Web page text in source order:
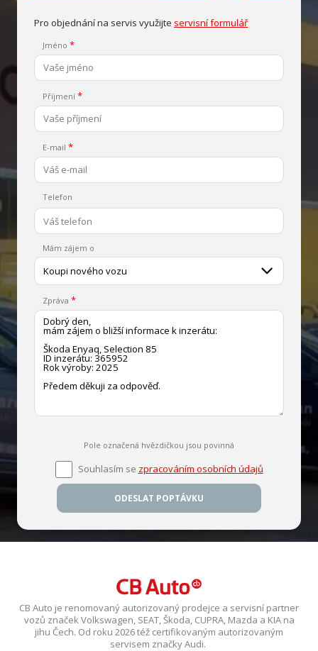
Pro objednání na servis využijte servisní formulář
Jméno
Příjmení
E-mail
Telefon
Mám zájem o
Koupi nového vozu
Zpráva
Pole označená hvězdičkou jsou povinná
Souhlasím se zpracováním osobních údajů
ODESLAT POPTÁVKU
CB Auto je renomovaný autorizovaný prodejce a servisní partner
vozů značek Volkswagen, SEAT, Škoda, CUPRA, Mazda a KIA na
jihu Čech. Od roku 2026 též certifikovaným autorizovaným
servisem značky Audi.